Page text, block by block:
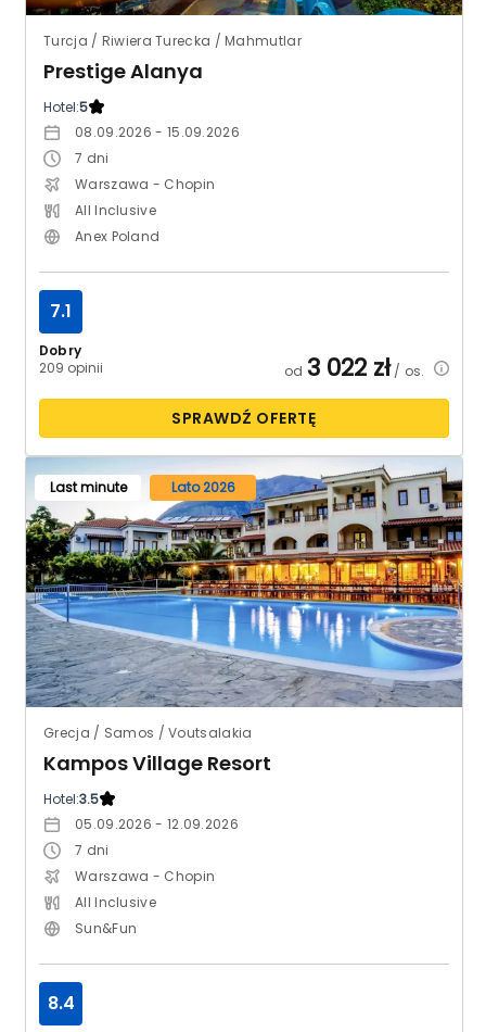
Turcja / Riwiera Turecka / Mahmutlar
Prestige Alanya
Hotel:5
08.09.2026 - 15.09.2026
7 dni
Warszawa - Chopin
All Inclusive
Anex Poland
Dobry
209 opinii
7.1
od 3 022 zł/ os.
SPRAWDŹ OFERTĘ
Last minute Lato 2026
Grecja / Samos / Voutsalakia
Kampos Village Resort
Hotel:3.5
05.09.2026 - 12.09.2026
7 dni
Warszawa - Chopin
All Inclusive
Sun&Fun
8.4